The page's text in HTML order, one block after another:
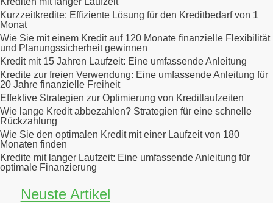
Kurzzeitkredite: Effiziente Lösung für den Kreditbedarf von 1
Monat
Wie Sie mit einem Kredit auf 120 Monate finanzielle Flexibilität
und Planungssicherheit gewinnen
Kredit mit 15 Jahren Laufzeit: Eine umfassende Anleitung
Kredite zur freien Verwendung: Eine umfassende Anleitung für
20 Jahre finanzielle Freiheit
Effektive Strategien zur Optimierung von Kreditlaufzeiten
Wie lange Kredit abbezahlen? Strategien für eine schnelle
Rückzahlung
Wie Sie den optimalen Kredit mit einer Laufzeit von 180
Monaten finden
Kredite mit langer Laufzeit: Eine umfassende Anleitung für
optimale Finanzierung
Neuste Artikel